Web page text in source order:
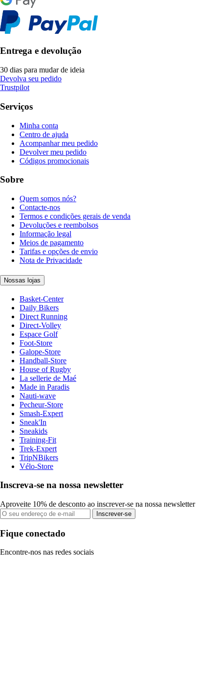
Entrega e devolução
30 dias para mudar de ideia
Devolva seu pedido
Trustpilot
Serviços
Minha conta
Centro de ajuda
Acompanhar meu pedido
Devolver meu pedido
Códigos promocionais
Sobre
Quem somos nós?
Contacte-nos
Termos e condições gerais de venda
Devoluções e reembolsos
Informação legal
Meios de pagamento
Tarifas e opções de envio
Nota de Privacidade
Nossas lojas
Basket-Center
Daily Bikers
Direct Running
Direct-Volley
Espace Golf
Foot-Store
Galope-Store
Handball-Store
House of Rugby
La sellerie de Maé
Made in Paradis
Nauti-wave
Pecheur-Store
Smash-Expert
Sneak'In
Sneakids
Training-Fit
Trek-Expert
TripNBikers
Vélo-Store
Inscreva-se na nossa newsletter
Aproveite 10% de desconto ao inscrever-se na nossa newsletter
Inscrever-se
Fique conectado
Encontre-nos nas redes sociais